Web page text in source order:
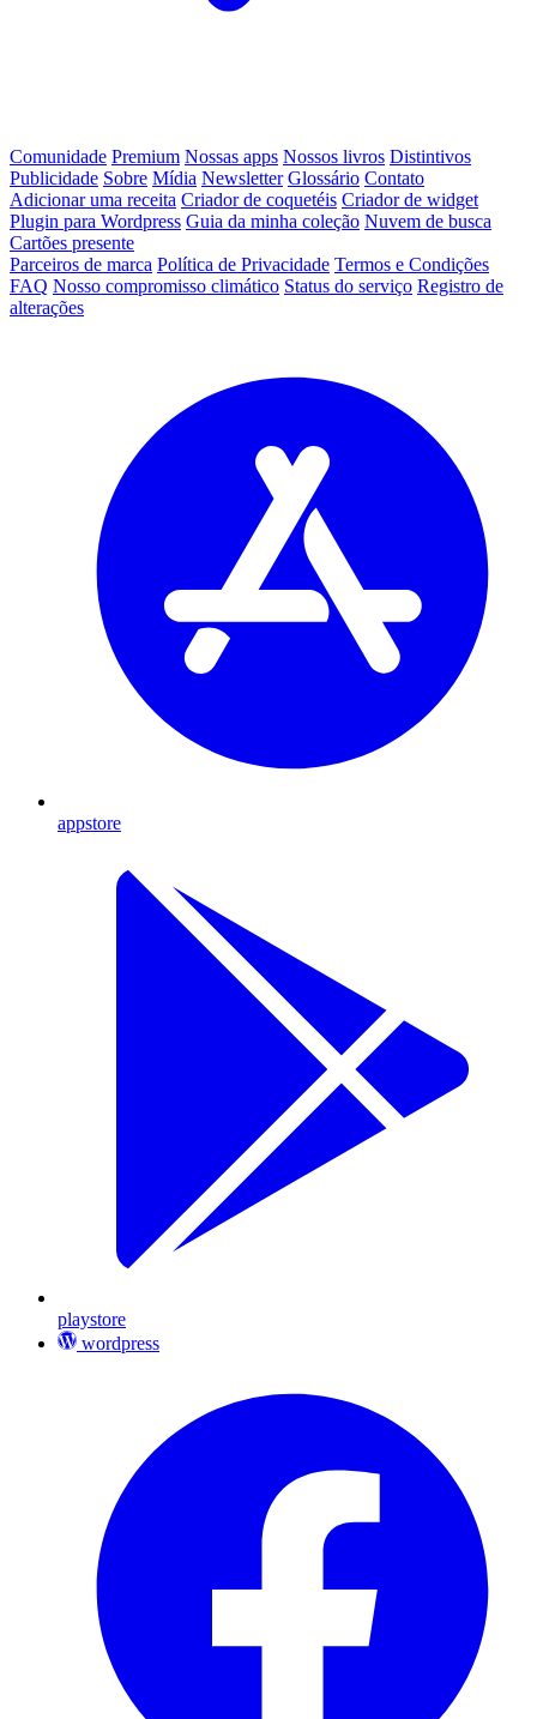
Comunidade Premium Nossas apps Nossos livros Distintivos
Publicidade Sobre Mídia Newsletter Glossário Contato
Adicionar uma receita Criador de coquetéis Criador de widget
Plugin para Wordpress Guia da minha coleção Nuvem de busca
Cartões presente
Parceiros de marca Política de Privacidade Termos e Condições
FAQ Nosso compromisso climático Status do serviço Registro de
alterações
appstore
playstore
wordpress